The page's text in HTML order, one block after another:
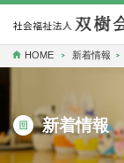
HOME 新着情報
新着情報